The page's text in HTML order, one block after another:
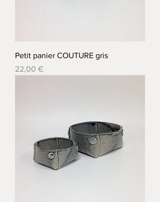
Petit panier COUTURE gris
Prix
22,00 €